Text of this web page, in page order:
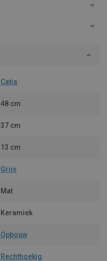
Catia
48 cm
37 cm
13 cm
Grijs
Mat
Keramiek
Opbouw
Rechthoekig